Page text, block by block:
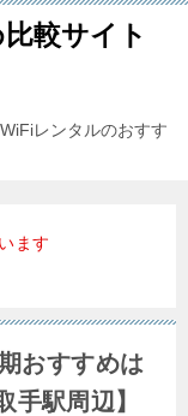
較サイト
レンタルのおすす
ます
おすすめは
手駅周辺】